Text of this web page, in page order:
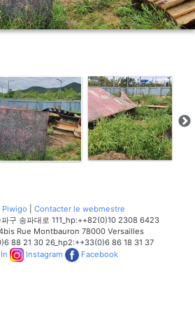
Piwigo
Contacter le webmestre
구 송파대로 111_hp:++82(0)10 2308 6423
Rue Montbauron 78000 Versailles
88 21 30 26_hp2:++33(0)6 86 18 31 37
Instagram Facebook